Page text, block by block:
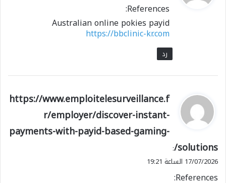
ل
References:
Australian online pokies payid
https://bbclinic-kr.com
رد
ي
و
ل
https://www.emploitelesurveillance.f
r/employer/discover-instant-
payments-with-payid-based-gaming-
solutions/
:
17/07/2026 الساعة 19:21
References: